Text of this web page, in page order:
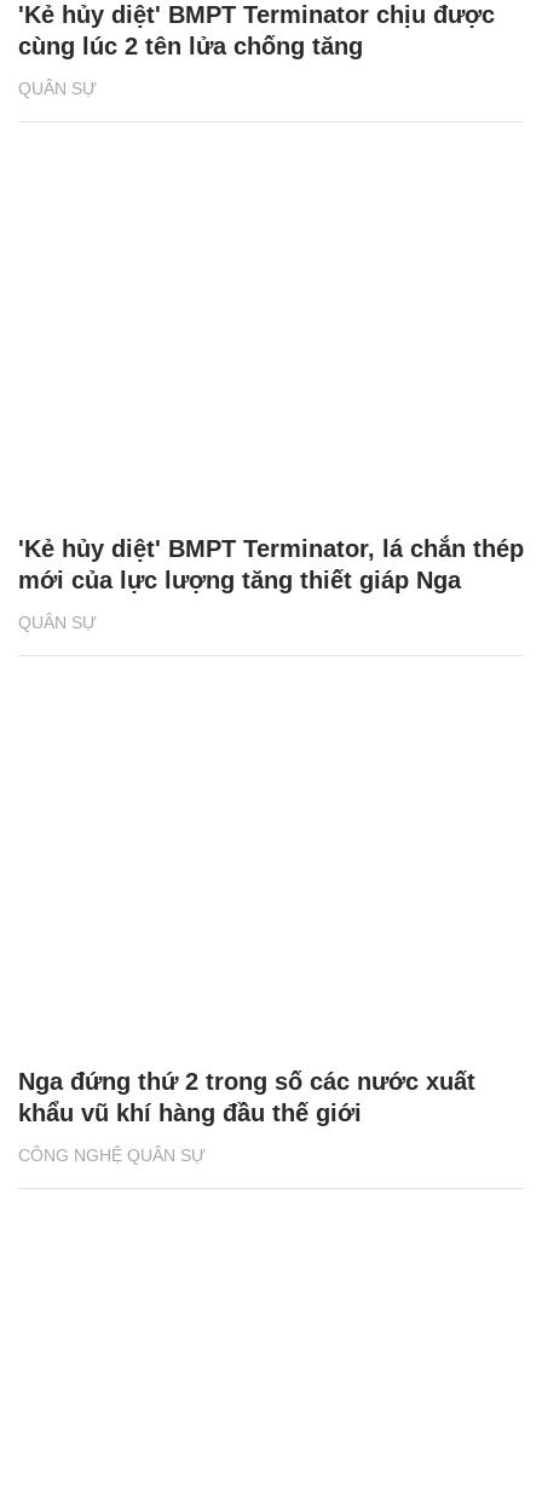
QUÂN SỰ
'Kẻ hủy diệt' BMPT Terminator chịu được
cùng lúc 2 tên lửa chống tăng
QUÂN SỰ
'Kẻ hủy diệt' BMPT Terminator, lá chắn thép
mới của lực lượng tăng thiết giáp Nga
CÔNG NGHỆ QUÂN SỰ
Nga đứng thứ 2 trong số các nước xuất
khẩu vũ khí hàng đầu thế giới